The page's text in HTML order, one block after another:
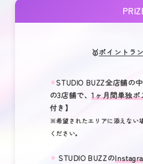
🥇ポイントラ
⚫︎STUDIO BUZZ全店舗の
の3店舗で、1ヶ月間単独
付き】
※希望されたエリアに添えない
ください。
⚫︎ STUDIO BUZZの